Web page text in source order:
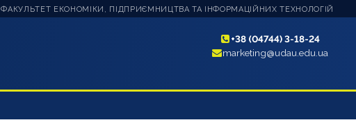
ФАКУЛЬТЕТ ЕКОНОМІКИ, ПІДПРИЄМНИЦТВА ТА ІНФОРМАЦІЙНИХ ТЕХНОЛОГІЙ
+38 (04744) 3-18-24
marketing@udau.edu.ua